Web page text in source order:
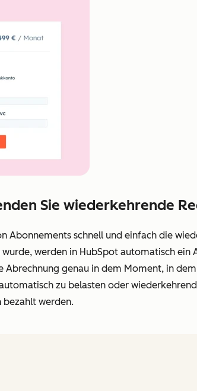
Sie wiederkehrende
Abonnements schnell und einfach die
werden in HubSpot automatisch ein
genau in dem Moment, in
zu belasten oder
bezahlt werden.